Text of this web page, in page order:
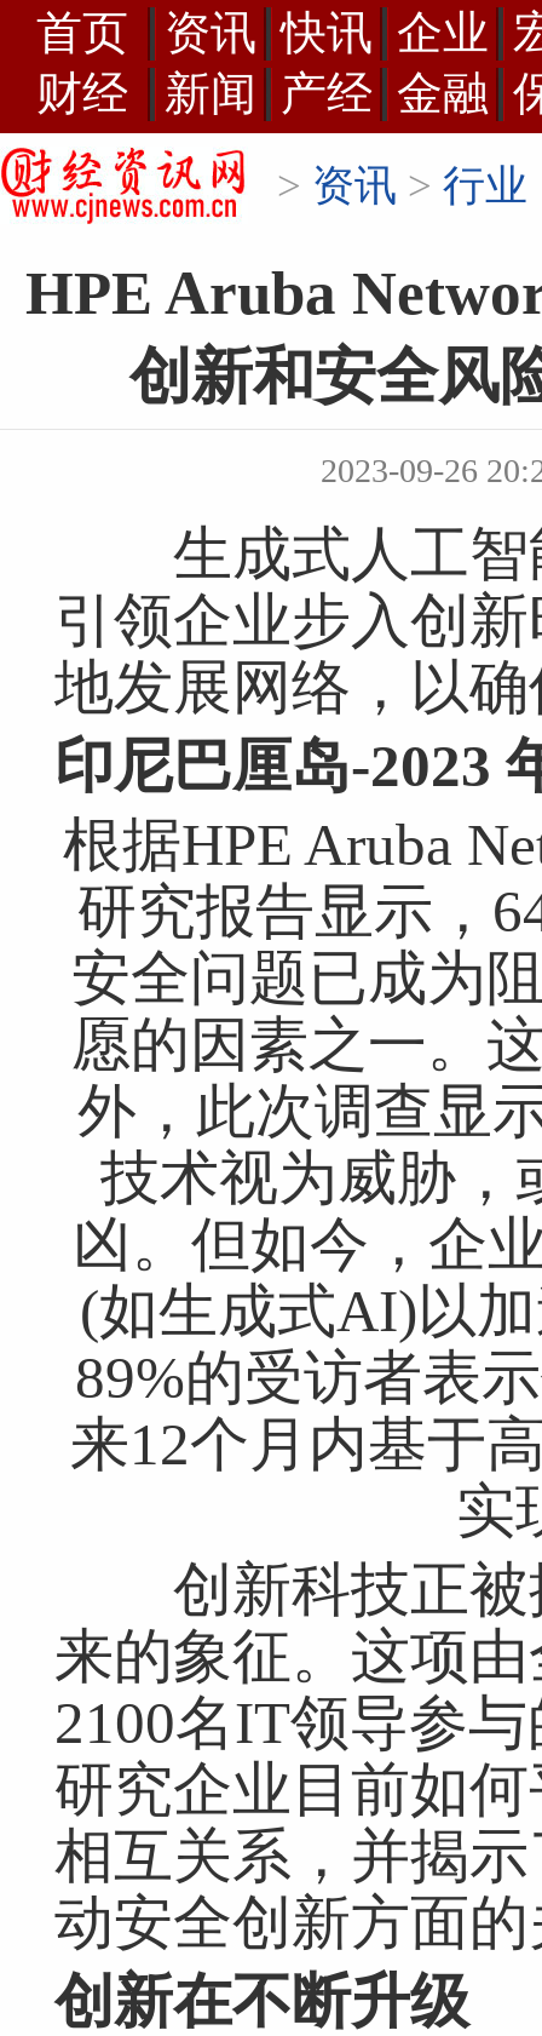
首页 资讯 快讯 企业
财经
新闻 产经 金融
> 资讯 > 行业
HPE Aruba
创新和安全风
2023-09-26
生成式人工智
引领企业步入创
地发展网络，以
印尼巴厘岛-2023
根据HPE Aruba
研究报告显示，
安全问题已成为
愿的因素之一。
外，此次调查显
技术视为威胁，
凶。但如今，企
(如生成式AI)以
89%的受访者表
来12个月内基于
实
创新科技正被
来的象征。这项
2100名IT领导参
研究企业目前如
相互关系，并揭
动安全创新方面
创新在不断升级